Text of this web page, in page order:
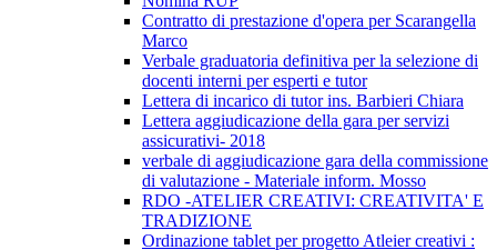
Contratto di prestazione d'opera per Scarangella
Marco
Verbale graduatoria definitiva per la selezione di
docenti interni per esperti e tutor
Lettera di incarico di tutor ins. Barbieri Chiara
Lettera aggiudicazione della gara per servizi
assicurativi- 2018
verbale di aggiudicazione gara della commissione
di valutazione - Materiale inform. Mosso
RDO -ATELIER CREATIVI: CREATIVITA' E
TRADIZIONE
Ordinazione tablet per progetto Atleier creativi :